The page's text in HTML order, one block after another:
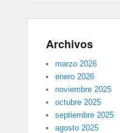
Archivos
marzo 2026
enero 2026
noviembre 2025
octubre 2025
septiembre 2025
agosto 2025